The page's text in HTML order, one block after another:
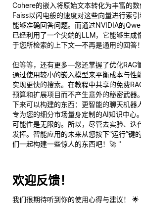
Cohere的嵌入将原始文本转化为丰富的数
Faiss以闪电般的速度对这些向量进行索
能够准确回答问题。而通过NVIDIA的
已经利用了一个尖端的LLM，它能够生成
于您所检索的上下文—不再是通用的回答！
但等等，还有更多—您还掌握了优化RAG
通过使用较小的嵌入模型来平衡成本与性
实现更快的搜索。在教程中共享的免费
预算和扩展项目而不产生意外的秘密武器
下来可以构建的东西：更智能的聊天机器
专为您的细分市场量身定制的AI知识中心
可能性是无限的。所以，尽管去实验、迭
发挥。智能应用的未来从您按下“运行”键
们一起构建一些惊人的东西吧！🚀 "
欢迎反馈！
我们很期待听到你的使用心得与建议！ 🌟